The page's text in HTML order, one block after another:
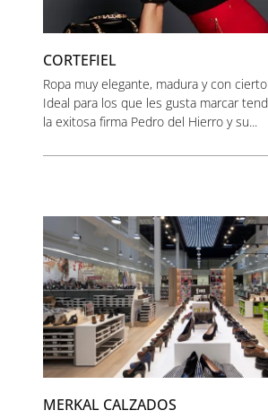
CORTEFIEL
Ropa muy elegante, madura y con
Ideal para los que les gusta marcar
la exitosa firma Pedro del Hierro y su...
MERKAL CALZADOS